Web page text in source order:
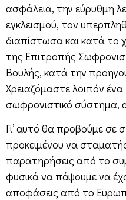
ασφάλεια, την εύρυθμη
εγκλεισμού, τον
διαπίστωσα και κατά το
της Επιτροπής
Βουλής, κατά την
Χρειαζόμαστε λοιπόν ένα
σωφρονιστικό σύστημα,
Γι’ αυτό θα προβούμε σε
προκειμένου να
παρατηρήσεις από το
φυσικά να πάψουμε να
αποφάσεις από το